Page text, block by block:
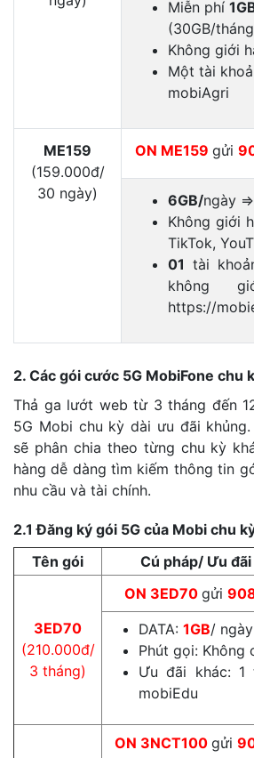
Miễn phí
(30GB/
Không giới
Một tài
mobiAgri
ME159
(159.000đ/
30 ngày)
ON ME159 gửi
6GB/ngày ⇒
Không giới
TikTok,
01 tài
không
https://
2. Các gói cước 5G MobiFone chu
Thả ga lướt web từ 3 tháng đến
5G Mobi chu kỳ dài ưu đãi khủng.
sẽ phân chia theo từng chu kỳ
hàng dễ dàng tìm kiếm thông tin
nhu cầu và tài chính.
2.1 Đăng ký gói 5G của Mobi chu
Tên gói
Cú pháp/ Ưu đãi
3ED70
(210.000đ/
3 tháng)
ON 3ED70 gửi
DATA: 1GB/
Phút gọi: Không
Ưu đãi khác: 1
mobiEdu
ON 3NCT100 gửi